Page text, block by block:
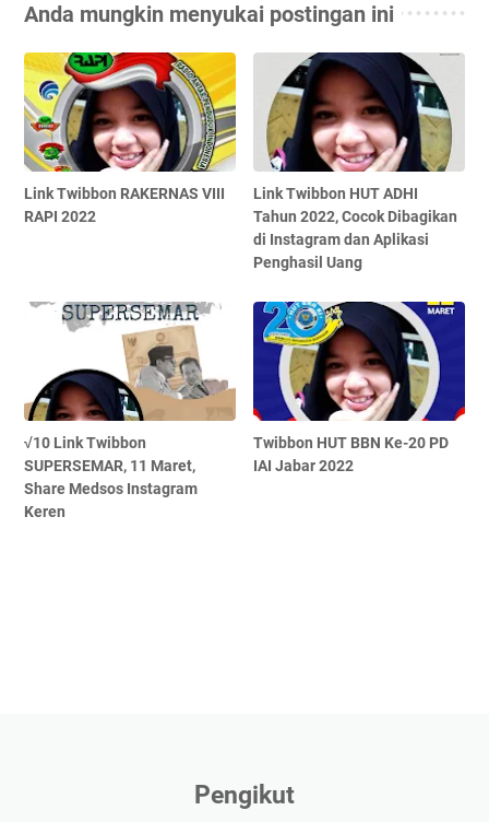
Anda mungkin menyukai postingan ini
Link Twibbon RAKERNAS VIII
RAPI 2022
Link Twibbon HUT ADHI
Tahun 2022, Cocok Dibagikan
di Instagram dan Aplikasi
Penghasil Uang
√10 Link Twibbon
SUPERSEMAR, 11 Maret,
Share Medsos Instagram
Keren
Twibbon HUT BBN Ke-20 PD
IAI Jabar 2022
Pengikut